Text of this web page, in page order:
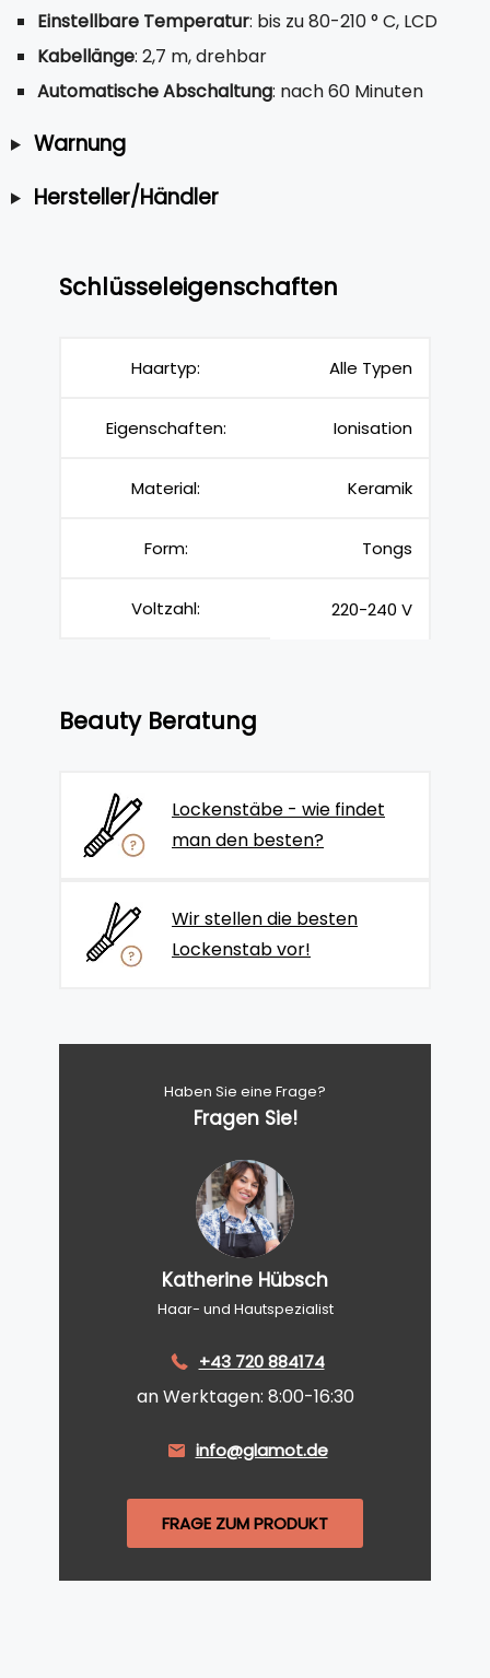
Einstellbare Temperatur: bis zu 80-210 ° C, LCD
Kabellänge: 2,7 m, drehbar
Automatische Abschaltung: nach 60 Minuten
Warnung
Hersteller/Händler
Schlüsseleigenschaften
Haartyp: Alle Typen
Eigenschaften: Ionisation
Material: Keramik
Form: Tongs
Voltzahl: 220-240 V
Beauty Beratung
Lockenstäbe - wie findet
man den besten?
Wir stellen die besten
Lockenstab vor!
Haben Sie eine Frage?
Fragen Sie!
Katherine Hübsch
Haar- und Hautspezialist
+43 720 884174
an Werktagen: 8:00-16:30
info@glamot.de
FRAGE ZUM PRODUKT